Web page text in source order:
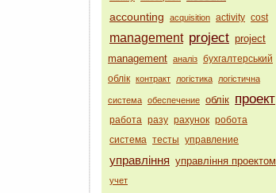
accounting
acquisition activity cost
management project project
management аналіз бухгалтерський
облік контракт логістика логістична
система обеспечение облік проект
работа разу рахунок робота
система тесты управление
управління управління проектом
учет